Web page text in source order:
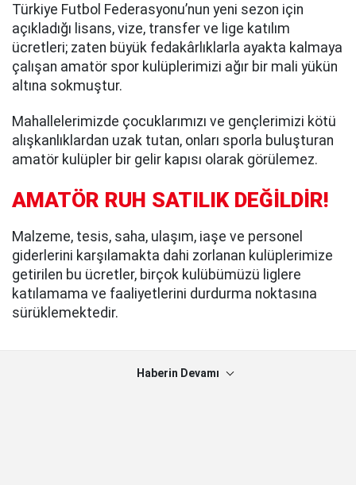
Türkiye Futbol Federasyonu’nun yeni sezon için
açıkladığı lisans, vize, transfer ve lige katılım
ücretleri; zaten büyük fedakârlıklarla ayakta kalmaya
çalışan amatör spor kulüplerimizi ağır bir mali yükün
altına sokmuştur.
Mahallelerimizde çocuklarımızı ve gençlerimizi kötü
alışkanlıklardan uzak tutan, onları sporla buluşturan
amatör kulüpler bir gelir kapısı olarak görülemez.
AMATÖR RUH SATILIK DEĞİLDİR!
Malzeme, tesis, saha, ulaşım, iaşe ve personel
giderlerini karşılamakta dahi zorlanan kulüplerimize
getirilen bu ücretler, birçok kulübümüzü liglere
katılamama ve faaliyetlerini durdurma noktasına
sürüklemektedir.
Haberin Devamı